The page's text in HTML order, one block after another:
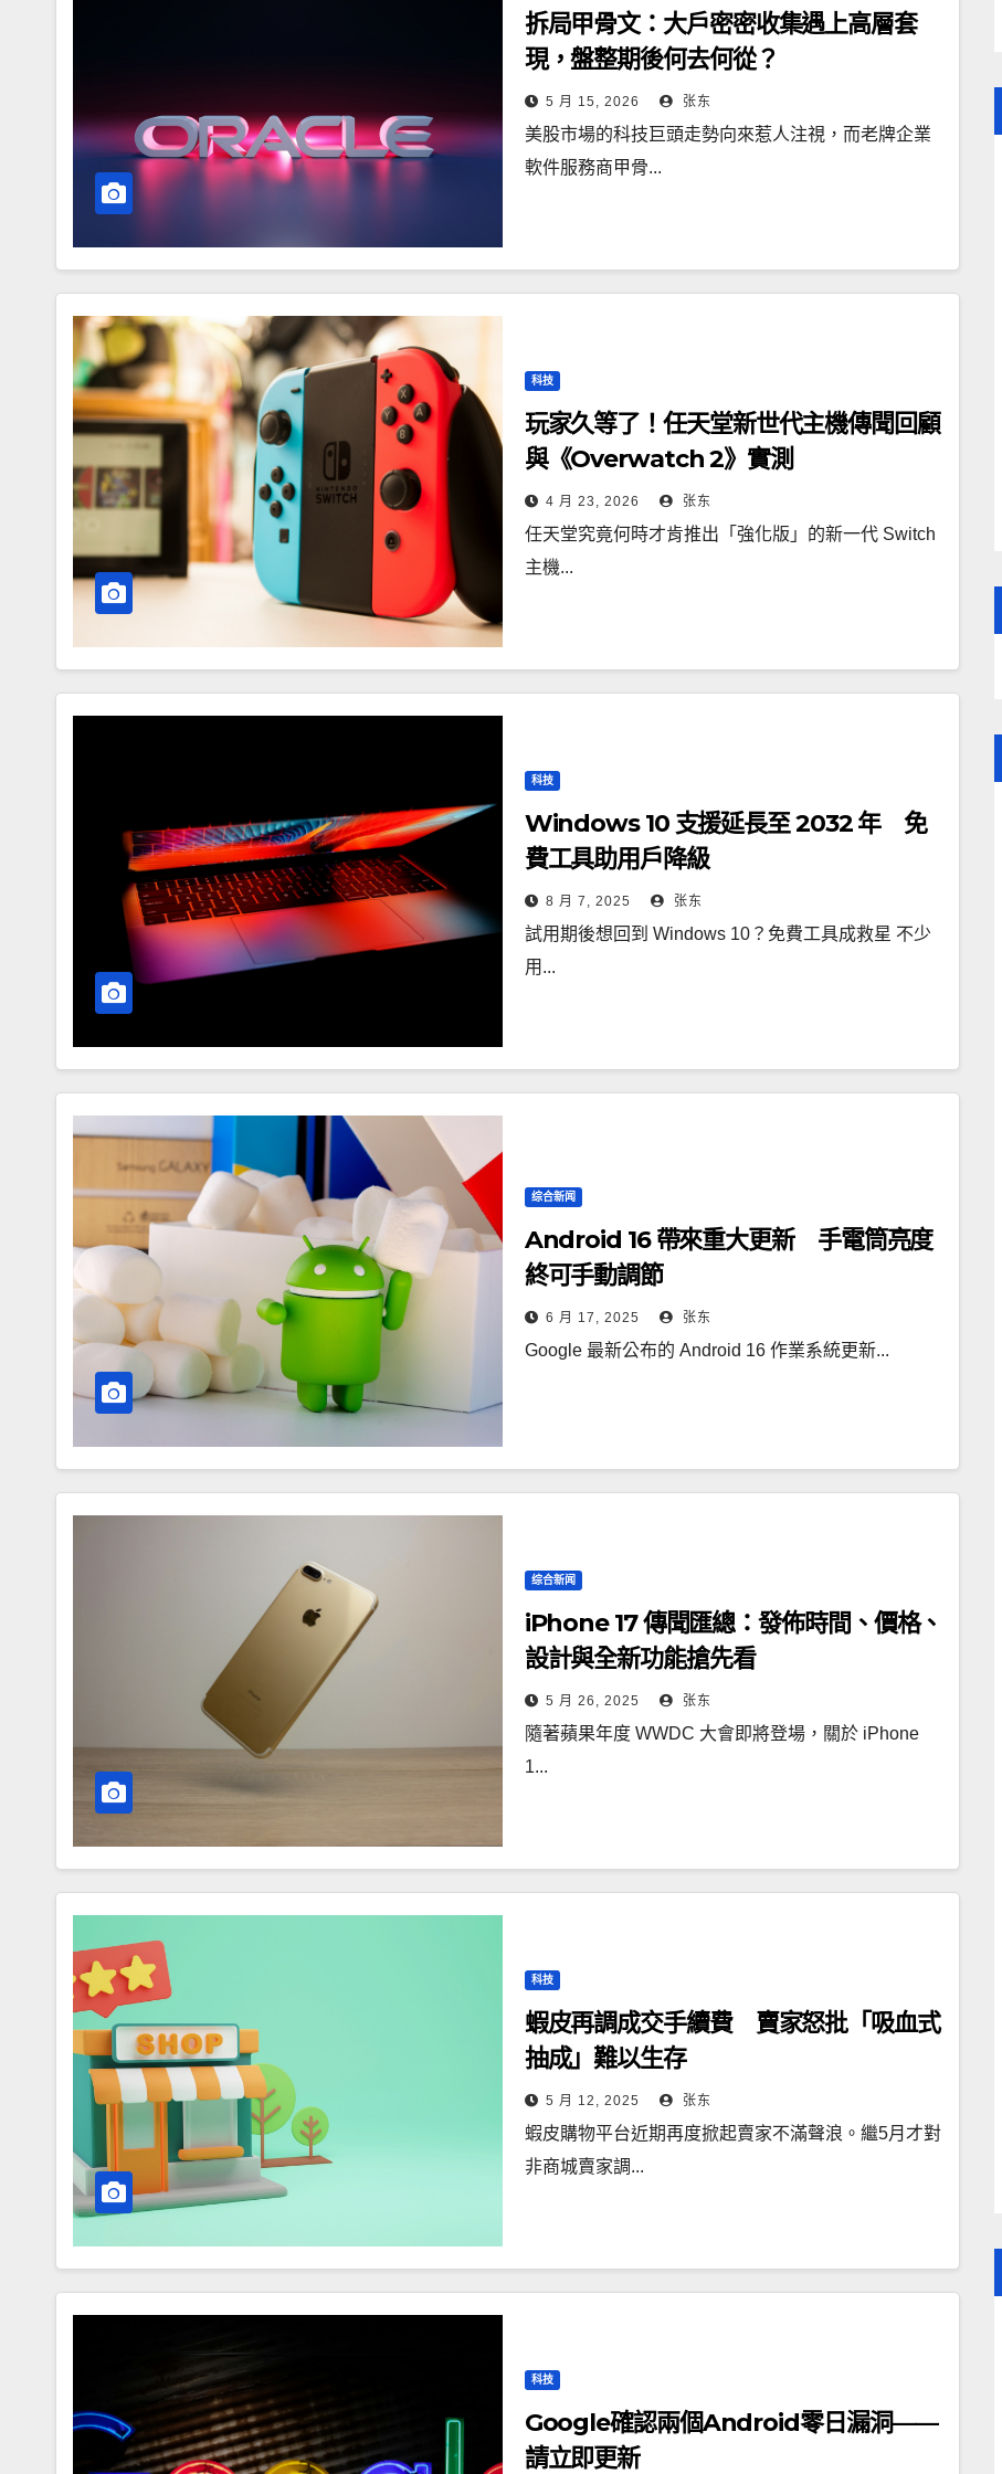
拆局甲骨文：大戶密密收集遇上高層套
現，盤整期後何去何從？
5 月 15, 2026 张东
美股市場的科技巨頭走勢向來惹人注視，而老牌企業
軟件服務商甲骨...
科技
玩家久等了！任天堂新世代主機傳聞回顧
與《Overwatch 2》實測
4 月 23, 2026 张东
任天堂究竟何時才肯推出「強化版」的新一代 Switch
主機...
科技
Windows 10 支援延長至 2032 年 免
費工具助用戶降級
8 月 7, 2025 张东
試用期後想回到 Windows 10？免費工具成救星 不少
用...
综合新闻
Android 16 帶來重大更新 手電筒亮度
終可手動調節
6 月 17, 2025 张东
Google 最新公布的 Android 16 作業系統更新...
综合新闻
iPhone 17 傳聞匯總：發佈時間、價格、
設計與全新功能搶先看
5 月 26, 2025 张东
隨著蘋果年度 WWDC 大會即將登場，關於 iPhone
1...
科技
蝦皮再調成交手續費 賣家怒批「吸血式
抽成」難以生存
5 月 12, 2025 张东
蝦皮購物平台近期再度掀起賣家不滿聲浪。繼5月才對
非商城賣家調...
科技
Google確認兩個Android零日漏洞——
請立即更新